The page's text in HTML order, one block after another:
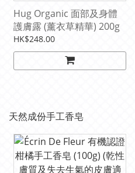
Hug Organic 面部及身體
護膚露 (薰衣草精華) 200g
HK$248.00
天然成份手工香皂